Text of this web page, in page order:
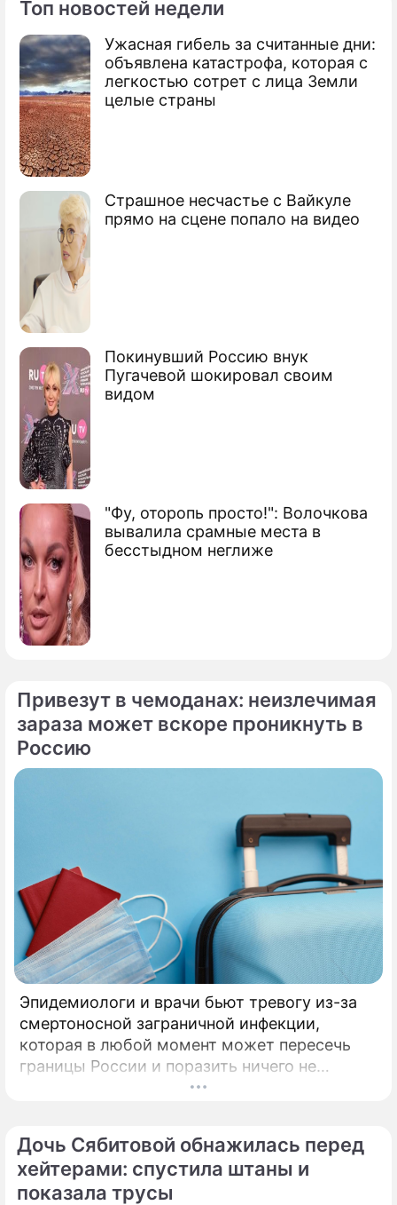
Топ новостей недели
Ужасная гибель за считанные дни:
объявлена катастрофа, которая с
легкостью сотрет с лица Земли
целые страны
Страшное несчастье с Вайкуле
прямо на сцене попало на видео
Покинувший Россию внук
Пугачевой шокировал своим
видом
"Фу, оторопь просто!": Волочкова
вывалила срамные места в
бесстыдном неглиже
По теме
Продолжение: "Там не шутят
шутки": Отар Кушанашвили
Прокуратура заподозрила Лерчек в
грандиозном обмане со смертельной
болезнью
Привезут в чемоданах: неизлечимая
зараза может вскоре проникнуть в
Россию
Эпидемиологи и врачи бьют тревогу из-за
смертоносной заграничной инфекции,
которая в любой момент может пересечь
границы России и поразить ничего не
подозревающих граждан. Россию
и смертоносный вирус Бурбон.
Дочь Сябитовой обнажилась перед
хейтерами: спустила штаны и
показала трусы